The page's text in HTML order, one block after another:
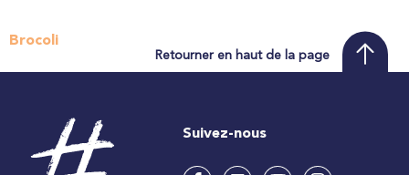
Brocoli
Retourner en haut de la page
Suivez-nous